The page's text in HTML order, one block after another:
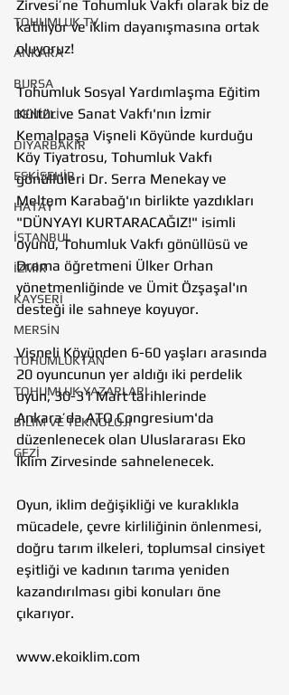
TOHUMLUK TV
ANKARA
BURSA
DENİZLİ
DİYARBAKIR
ESKİŞEHİR
HATAY
İSTANBUL
İZMİR
KAYSERİ
MERSİN
TOHUMLUKTAN
TOHUMLUK YAZARLARI
BİLİM VE TEKNOLOJİ
GEZİ
Zirvesi’ne Tohumluk Vakfı olarak biz de
katılıyor ve iklim dayanışmasına ortak
oluyoruz!
Tohumluk Sosyal Yardımlaşma Eğitim
Kültür ve Sanat Vakfı'nın İzmir
Kemalpaşa Vişneli Köyünde kurduğu
Köy Tiyatrosu, Tohumluk Vakfı
gönüllüleri Dr. Serra Menekay ve
Meltem Karabağ'ın birlikte yazdıkları
"DÜNYAYI KURTARACAĞIZ!" isimli
oyunu, Tohumluk Vakfı gönüllüsü ve
Drama öğretmeni Ülker Orhan
yönetmenliğinde ve Ümit Özşaşal'ın
desteği ile sahneye koyuyor.
Vişneli Köyünden 6-60 yaşları arasında
20 oyuncunun yer aldığı iki perdelik
oyun, 30-31 Mart tarihlerinde
Ankara’da ATO Congresium'da
düzenlenecek olan Uluslararası Eko
İklim Zirvesinde sahnelenecek.
Oyun, iklim değişikliği ve kuraklıkla
mücadele, çevre kirliliğinin önlenmesi,
doğru tarım ilkeleri, toplumsal cinsiyet
eşitliği ve kadının tarıma yeniden
kazandırılması gibi konuları öne
çıkarıyor.
www.ekoiklim.com